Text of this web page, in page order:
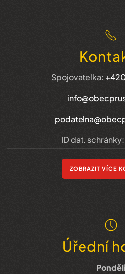
Spojovatelka:
ID dat.
ZOBRAZIT VÍCE
Úřední
Pondělí